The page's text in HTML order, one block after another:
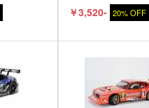
￥3,520- 20% OFF